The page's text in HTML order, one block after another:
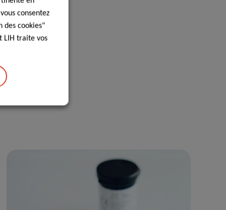
consentez
des cookies"
LIH traite vos